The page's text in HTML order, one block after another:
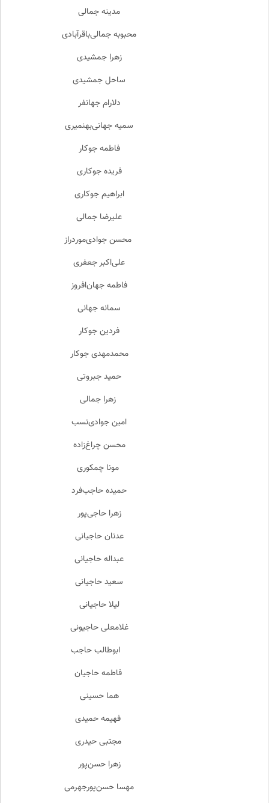
مدینه جمالی
محبوبه جمالی‌باقرآبادی
زهرا جمشیدی
ساحل جمشیدی
دلارام جهانفر
سمیه جهانی‌بهنمیری
فاطمه جوکار
فریده جوکاری
ابراهیم جوکاری
علیرضا جمالی
محسن جوادی‌موردراز
علی‌اکبر جعفری
فاطمه جهان‌افروز
سمانه جهانی
فردین جوکار
محمدمهدی جوکار
حمید جبروتی
زهرا جمالی
امین جوادی‌نسب
محسن چراغ‌زاده
مونا چمکوری
حمیده حاجب‌فرد
زهرا حاجی‌پور
عدنان حاجیانی
عبداله حاجیانی
سعید حاجیانی
لیلا حاجیانی
غلامعلی حاجیونی
ابوطالب حاجب
فاطمه حاجیان
هما حسینی
فهیمه حمیدی
مجتبی حیدری
زهرا حسن‌پور
مهسا حسن‌پورجهرمی